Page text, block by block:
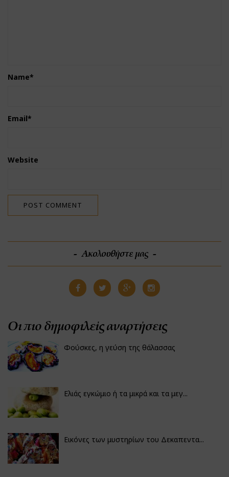
Name*
Email*
Website
Ακολουθήστε μας
Οι πιο δημοφιλείς αναρτήσεις
Φούσκες, η γεύση της θάλασσας
Ελιάς εγκώμιο ή τα μικρά και τα μεγ...
Εικόνες των μυστηρίων του Δεκαπεντα...